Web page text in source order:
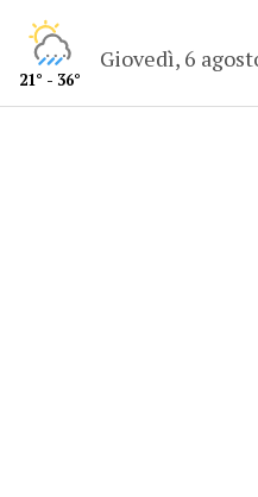
21° - 36°
Giovedì, 6